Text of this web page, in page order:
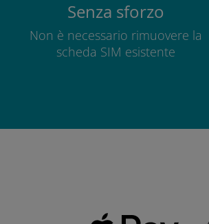
Senza sforzo
Non è necessario rimuovere la
scheda SIM esistente